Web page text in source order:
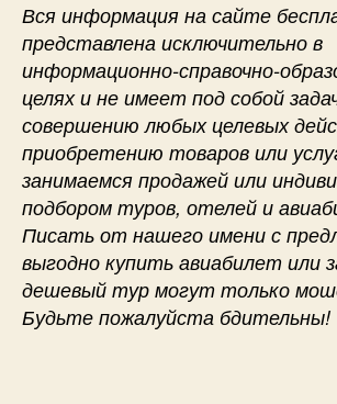
Вся информация на сайте
представлена исключительно в
информационно-справочно-
целях и не имеет под собой
совершению любых целевых
приобретению товаров или
занимаемся продажей или
подбором туров, отелей и
Писать от нашего имени с
выгодно купить авиабилет или
дешевый тур могут только
Будьте пожалуйста бдительны!